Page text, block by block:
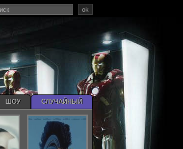
ok
ШОУ СЛУЧАЙНЫЙ